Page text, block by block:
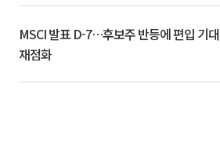
MSCI 발표 D-7…후보주 반등에 편입 기대
재점화